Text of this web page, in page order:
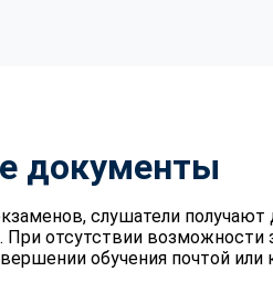
документы
слушатели
При отсутствии возможности
обучения почтой или